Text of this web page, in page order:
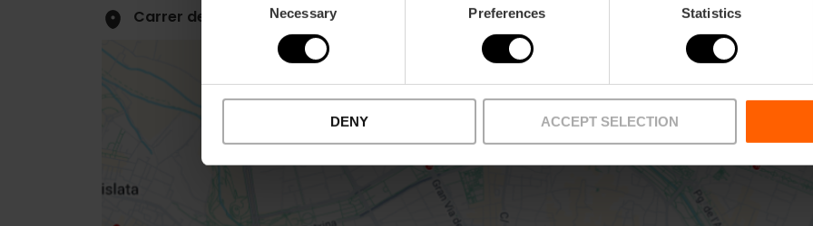
Selection
Necessary Preferences Statistics
DENY ACCEPT SELECTION
Carrer de la Universitat, 2, 46003 València, España
sidebar